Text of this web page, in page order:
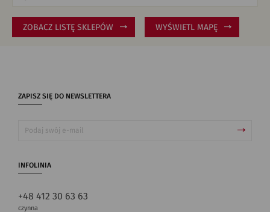
ZOBACZ LISTĘ SKLEPÓW WYŚWIETL MAPĘ
ZAPISZ SIĘ DO NEWSLETTERA
INFOLINIA
+48 412 30 63 63
czynna